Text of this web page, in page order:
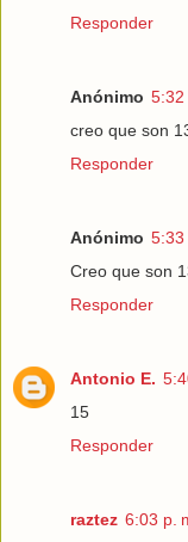
Responder
Anónimo 5:32
creo que son
Responder
Anónimo 5:33
Creo que son
Responder
Antonio E.
15
Responder
raztez 6:03 p.